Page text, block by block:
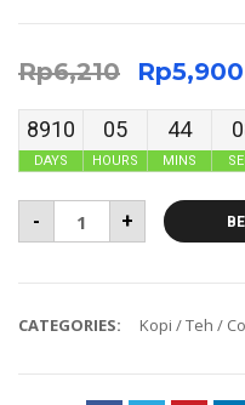
Rp6,210 Rp5,900
8910
DAYS
05
HOURS
44
MINS
- +
CATEGORIES: Kopi / Teh /